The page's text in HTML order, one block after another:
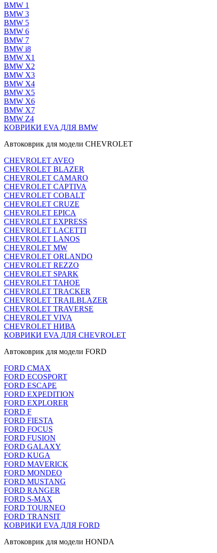
BMW 1
BMW 3
BMW 5
BMW 6
BMW 7
BMW i8
BMW X1
BMW X2
BMW X3
BMW X4
BMW X5
BMW X6
BMW X7
BMW Z4
КОВРИКИ EVA ДЛЯ BMW
Автоковрик для модели CHEVROLET
CHEVROLET AVEO
CHEVROLET BLAZER
CHEVROLET CAMARO
CHEVROLET CAPTIVA
CHEVROLET COBALT
CHEVROLET CRUZE
CHEVROLET EPICA
CHEVROLET EXPRESS
CHEVROLET LACETTI
CHEVROLET LANOS
CHEVROLET MW
CHEVROLET ORLANDO
CHEVROLET REZZO
CHEVROLET SPARK
CHEVROLET TAHOE
CHEVROLET TRACKER
CHEVROLET TRAILBLAZER
CHEVROLET TRAVERSE
CHEVROLET VIVA
CHEVROLET НИВА
КОВРИКИ EVA ДЛЯ CHEVROLET
Автоковрик для модели FORD
FORD CMAX
FORD ECOSPORT
FORD ESCAPE
FORD EXPEDITION
FORD EXPLORER
FORD F
FORD FIESTA
FORD FOCUS
FORD FUSION
FORD GALAXY
FORD KUGA
FORD MAVERICK
FORD MONDEO
FORD MUSTANG
FORD RANGER
FORD S-MAX
FORD TOURNEO
FORD TRANSIT
КОВРИКИ EVA ДЛЯ FORD
Автоковрик для модели HONDA